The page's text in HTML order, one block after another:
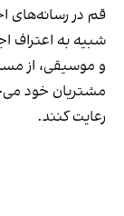
قم در رسانه‌های
شبیه به اعتراف
و موسیقی، از
مشتریان خود
رعایت کنند.